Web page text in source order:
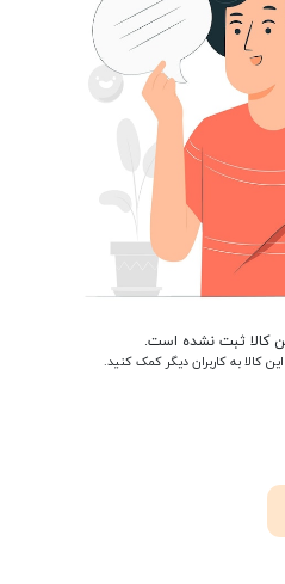
کالا ثبت نشده است.
کالا به کاربران دیگر کمک کنید.